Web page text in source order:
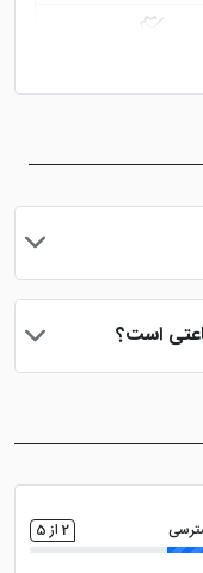
تعداد نفرات می توانید
است؟
ساعت تحویل اتاق ساعت 2 بعد از ظهر و ساعت تخلیه اتاق 12 ظهر
2 از 5